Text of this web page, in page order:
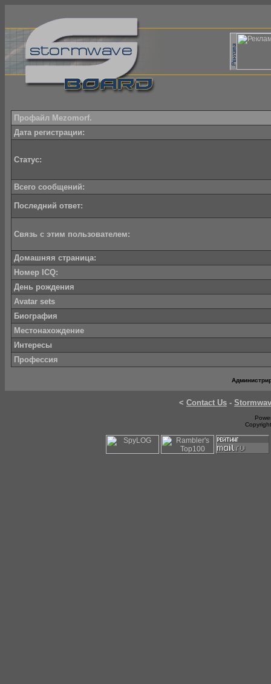
Профайл Mezomorf.
Дата регистрации:
Статус:
Всего сообщений:
Последний ответ:
Связь с этим пользователем:
Домашняя страница:
Номер ICQ:
День рождения
Avatar sets
Биография
Местонахождение
Интересы
Профессия
< Contact Us -